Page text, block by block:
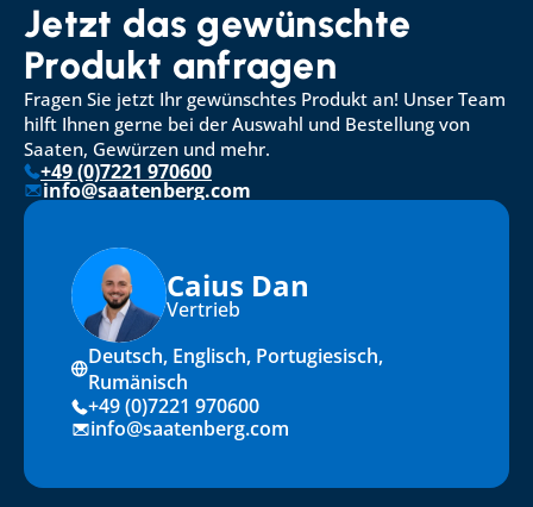
Jetzt das gewünschte
Produkt anfragen
Fragen Sie jetzt Ihr gewünschtes Produkt an! Unser Team
hilft Ihnen gerne bei der Auswahl und Bestellung von
Saaten, Gewürzen und mehr.
+49 (0)7221 970600
info@saatenberg.com
Caius Dan
Vertrieb
Deutsch, Englisch, Portugiesisch,
Rumänisch
+49 (0)7221 970600
info@saatenberg.com